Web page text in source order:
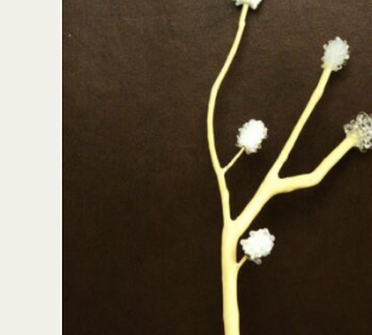
DETAILS